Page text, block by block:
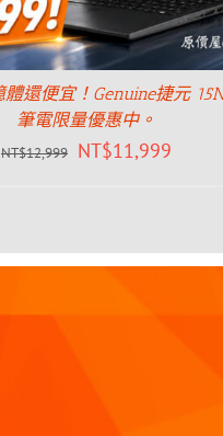
體還便宜！Genuine捷元
筆電限量優惠中。
NT$12,999 NT$11,999